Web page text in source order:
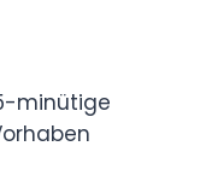
minütige